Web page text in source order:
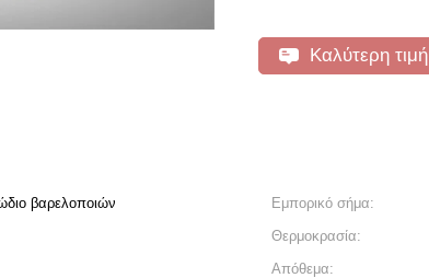
Καλύτερη τιμή
βαρελοποιών Εμπορικό σήμα:
Θερμοκρασία:
Απόθεμα: